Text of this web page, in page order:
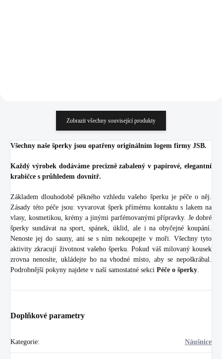
Zobrazit všechny související produkty
Všechny naše šperky jsou opatřeny originálním logem firmy JSB.
Každý výrobek dodáváme precizně zabalený v papírové, elegantní
krabičce s průhledem dovnitř.
Základem dlouhodobě pěkného vzhledu vašeho šperku je péče o něj.
Zásady této péče jsou: vyvarovat šperk přímému kontaktu s lakem na
vlasy, kosmetikou, krémy a jinými parfémovanými přípravky. Je dobré
šperky sundávat na sport, spánek, úklid, ale i na obyčejné koupání.
Nenoste jej do sauny, ani se s ním nekoupejte v moři. Všechny tyto
aktivity zkracují životnost vašeho šperku. Pokud váš milovaný kousek
zrovna nenosíte, ukládejte ho na vhodné místo, aby se nepoškrábal.
Podrobnější pokyny najdete v naší samostatné sekci Péče o šperky
Doplňkové parametry
Kategorie: Náušnice